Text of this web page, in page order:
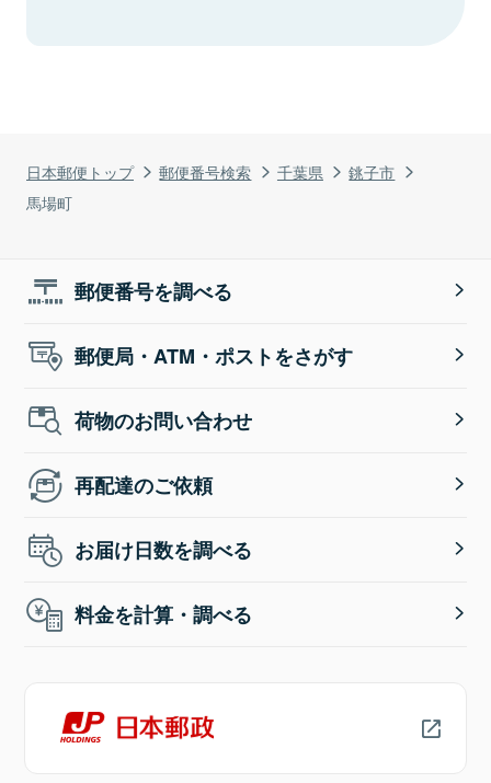
日本郵便トップ 郵便番号検索 千葉県
銚子市
馬場町
郵便番号を調べる
郵便局・ATM・ポストをさがす
荷物のお問い合わせ
再配達のご依頼
お届け日数を調べる
料金を計算・調べる